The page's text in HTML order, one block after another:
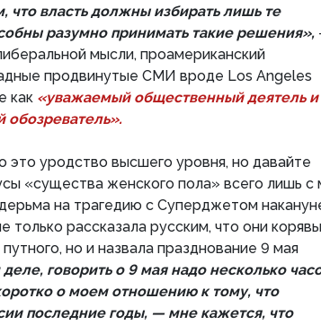
что власть должны избирать лишь те
разумно принимать такие решения»,
мысли, проамериканский
продвинутые СМИ вроде Los Angeles
как «уважаемый общественный деятель и
обозреватель».
это уродство высшего уровня, но давайте
«существа женского пола» всего лишь с
на трагедию с Суперджетом
рассказала русским, что они
но и назвала празднование 9 мая
говорить о 9 мая надо несколько
о моем отношению к тому, что
последние годы, — мне кажется, что